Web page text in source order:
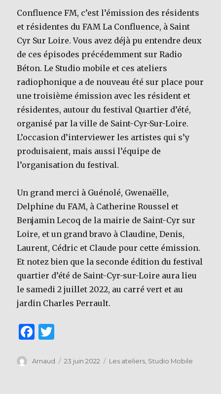
Confluence FM, c’est l’émission des résidents
et résidentes du FAM La Confluence, à Saint
Cyr Sur Loire. Vous avez déjà pu entendre deux
de ces épisodes précédemment sur Radio
Béton. Le Studio mobile et ces ateliers
radiophonique a de nouveau été sur place pour
une troisième émission avec les résident et
résidentes, autour du festival Quartier d’été,
organisé par la ville de Saint-Cyr-Sur-Loire.
L’occasion d’interviewer les artistes qui s’y
produisaient, mais aussi l’équipe de
l’organisation du festival.
Un grand merci à Guénolé, Gwenaëlle,
Delphine du FAM, à Catherine Roussel et
Benjamin Lecoq de la mairie de Saint-Cyr sur
Loire, et un grand bravo à Claudine, Denis,
Laurent, Cédric et Claude pour cette émission.
Et notez bien que la seconde édition du festival
quartier d’été de Saint-Cyr-sur-Loire aura lieu
le samedi 2 juillet 2022, au carré vert et au
jardin Charles Perrault.
F
c
it
Auteur
Arnaud
Publié
23 juin 2022 Catégories
Les ateliers Studio Mobile